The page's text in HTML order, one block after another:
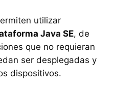
utilizar
Java SE, de
que no requieran
ser desplegadas y
dispositivos.